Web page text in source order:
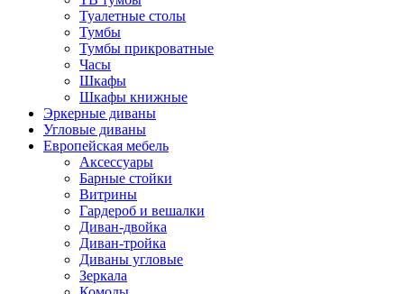
Туалетные столы
Тумбы
Тумбы прикроватные
Часы
Шкафы
Шкафы книжные
Эркерные диваны
Угловые диваны
Европейская мебель
Аксессуары
Барные стойки
Витрины
Гардероб и вешалки
Диван-двойка
Диван-тройка
Диваны угловые
Зеркала